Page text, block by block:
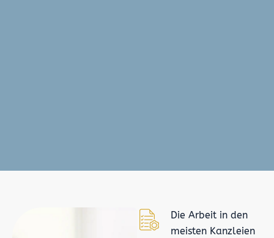
Die Arbeit in den
meisten Kanzleien